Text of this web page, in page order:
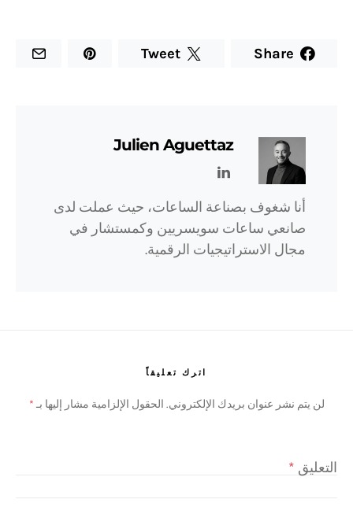
Share
Tweet
Julien Aguettaz
أنا شغوف بصناعة الساعات، حيث عملت لدى
صانعي ساعات سويسريين وكمستشار في
مجال الاستراتيجيات الرقمية.
اترك تعليقاً
لن يتم نشر عنوان بريدك الإلكتروني. الحقول الإلزامية مشار إليها بـ *
التعليق *